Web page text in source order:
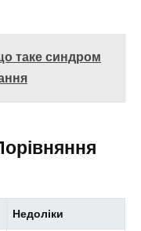
таке синдром
Недоліки